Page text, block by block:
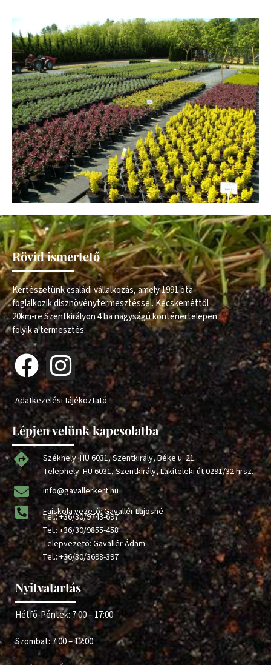
Rövid ismertető
Kertészetünk családi vállalkozás, amely 1991 óta
foglalkozik dísznövénytermesztéssel. Kecskeméttől
20km-re Szentkirályon 4 ha nagyságú konténertelepen
folyik a termesztés.
Adatkezelési tájékoztató
Lépjen velünk kapcsolatba
Székhely: HU 6031, Szentkirály, Béke u. 21.
Telephely: HU 6031, Szentkirály, Lakiteleki út 0291/32 hrsz.
info@gavallerkert.hu
Faiskola vezető: Gavallér Lajosné
Tel.:+36/30/9743-697
Tel.:+36/30/9855-458
Telepvezető: Gavallér Ádám
Tel.:+36/30/3698-397
Nyitvatartás
Hétfő-Péntek: 7:00 – 17:00
Szombat: 7:00 – 12:00